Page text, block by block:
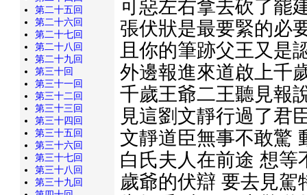
可惡左右拿去砍了罷
張伏狀是最要緊的必
且你的筆跡父王又是
外邊報進來道啟上千
千歲王爺二王聽見報
見這劉文靜行過了君
文靜道臣無事不敢驚
白氏夫人在前途 想等
歲爺的伏辯 要去見駕
第二十五回
第二十六回
第二十七回
第二十八回
第二十九回
第三十回
第三十一回
第三十二回
第三十三回
第三十四回
第三十五回
第三十六回
第三十七回
第三十八回
第三十九回